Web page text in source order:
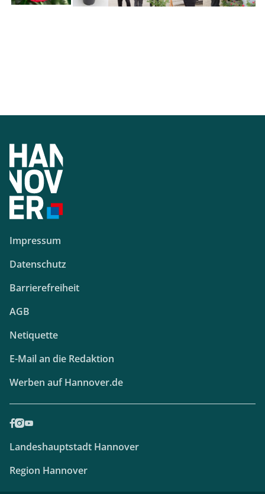
Impressum
Datenschutz
Barrierefreiheit
AGB
Netiquette
E-Mail an die Redaktion
Werben auf Hannover.de
Landeshauptstadt Hannover
Region Hannover